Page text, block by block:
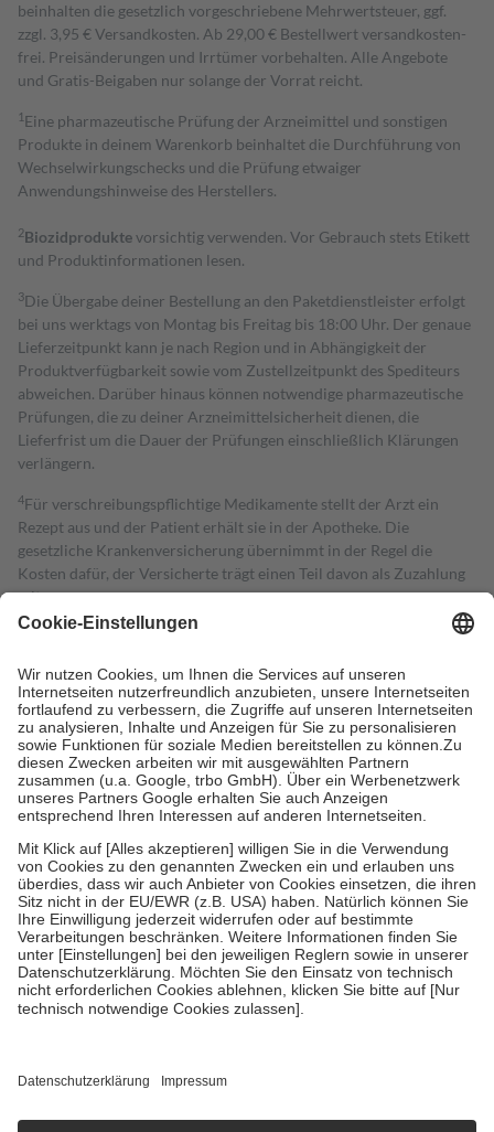
beinhalten die gesetzlich vorgeschriebene Mehrwertsteuer, ggf.
zzgl. 3,95 € Versandkosten. Ab 29,00 € Bestell­wert versand­kosten­
frei. Preisänderungen und Irrtümer vorbehalten. Alle Angebote
und Gratis-Beigaben nur solange der Vorrat reicht.
1 Eine pharmazeutische Prüfung der Arzneimittel und sonstigen
Produkte in deinem Warenkorb beinhaltet die Durchführung von
Wechselwirkungschecks und die Prüfung etwaiger
Anwendungshinweise des Herstellers.
2Biozidproduktevorsichtig verwenden. Vor Gebrauch stets Etikett
und Produktinformationen lesen.
3Die Übergabe deiner Bestellung an den Paketdienstleister erfolgt
bei uns werktags von Montag bis Freitag bis 18:00 Uhr. Der genaue
Lieferzeitpunkt kann je nach Region und in Abhängigkeit der
Produktverfügbarkeit sowie vom Zustellzeitpunkt des Spediteurs
abweichen. Darüber hinaus können notwendige pharmazeutische
Prüfungen, die zu deiner Arzneimittelsicherheit dienen, die
Lieferfrist um die Dauer der Prüfungen einschließlich Klärungen
verlängern.
4Für verschreibungspflichtige Medikamente stellt der Arzt ein
Rezept aus und der Patient erhält sie in der Apotheke. Die
gesetzliche Krankenversicherung übernimmt in der Regel die
Kosten dafür, der Versicherte trägt einen Teil davon als Zuzahlung
mit.
Grundsätzlich leisten Mitglieder Zuzahlungen in Höhe von zehn
höchstens zehn Euro.
Es sind jedoch nie mehr als die tatsächlichen
Kosten der Leistung zu entrichten.
Diese Regeln gelten grundsätzlich auch für Online-Apotheken.
Bei Heilmitteln und häuslicher Krankenpflege beträgt die
Zuzahlung zehn Prozent der Kosten sowie zehn Euro je
Verordnung.
Um das Engagement der Versicherten für ihre eigene Gesundheit zu
stärken und die besondere Stellung der Familie zu unterstützen,
fallenkeine Zuzahlungenan bei:
• Kindern und Jugendlichen bis zum vollendeten 18. Lebensjahr
mit Ausnahme der Fahrkosten
• Untersuchungen zur Vorsorge und Früherkennung, die von der
GKV getragen werden
• empfohlenen Schutzimpfungen
• Harn- und Blutteststreifen
getroffen, um sicherzustellen, dass es sich um echte Bewertungen
https://help.etrusted.com/hc/de/articles/4419944605341